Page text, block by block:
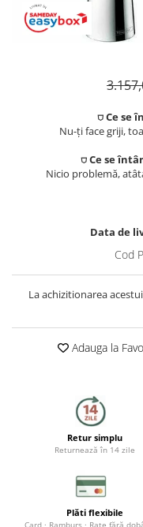
Pare, furtunuri si
Accesorii dus
Clapete de actionare
Capace WC
Ingrijire personala
Uscatoare de par
Perii de par electrice
Aparate de tuns & ras
Cantare corporale
Mobilier pentru baie
⛉ Ce se
Nu-ți face griji,
⛉ Ce se
Nicio problemă,
Data de
Cod
La achizitionarea
Adauga la
Retur simplu
Returnează în 14 zile
Plăti flexibile
Card · Ramburs · Rate fără